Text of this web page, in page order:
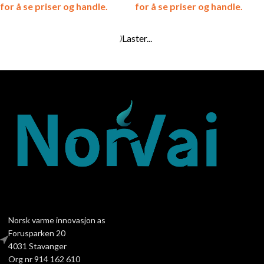
for å se priser og handle.
for å se priser og handle.
Bef Home – AQUATIC WH V
70 CP/CL – Vannmantlet
Registrer deg som medlem
for å se priser og handle.
Bef Home – AQUATIC WH V
80 – Vannmantlet